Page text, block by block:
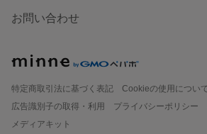
お問い合わせ
特定商取引法に基づく表記
Cookieの使用について
広告識別子の取得・利用
プライバシーポリシー
メディアキット